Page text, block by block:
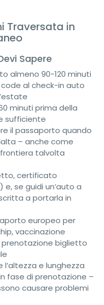
Traversata in
Sapere
almeno 90-120 minuti
al check-in auto
minuti prima della
sufficiente
il passaporto quando
– anche come
frontiera talvolta
certificato
se guidi un’auto a
a portarla in
europeo per
vaccinazione
biglietto
l’altezza e lunghezza
fase di prenotazione –
causare problemi